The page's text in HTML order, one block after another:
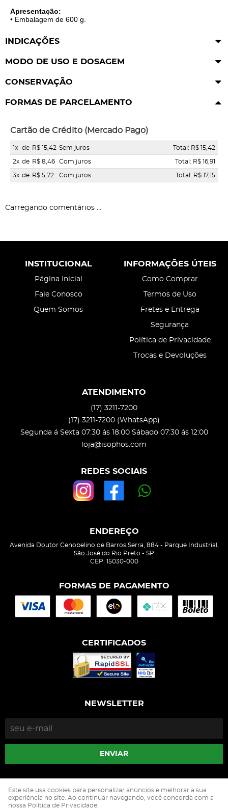
Apresentação:
• Embalagem de 600 g.
INDICAÇÕES
MODO DE USO E DOSAGEM
CONSERVAÇÃO
FORMAS DE PARCELAMENTO
Cartão de Crédito (Mercado Pago)
1x de R$ 15,42 Sem juros Total: R$ 15,42
2x de R$ 8,46 Com juros Total: R$ 16,91
3x de R$ 5,72 Com juros Total: R$ 17,15
Carregando comentários ...
INSTITUCIONAL
Página Inicial
Fale Conosco
Quem Somos
INFORMAÇÕES ÚTEIS
Como Comprar
Termos de Uso
Fretes e Entrega
Segurança
Política de Privacidade
Trocas e Devoluções
ATENDIMENTO
(17) 3211-7200
(17) 3211-7200 (WhatsApp)
Segunda á Sexta 07:30 ás 18:00 Sábado 07:30 ás 12:00
loja@isophos.com
REDES SOCIAIS
ENDEREÇO
Avenida Doutor Cenobelino de Barros Serra, 884- Parque Industrial,
São José do Rio Preto - SP
CEP: 15030-000
FORMAS DE PAGAMENTO
CERTIFICADOS
NEWSLETTER
ENVIAR
CNPJ: 05.500.229/0002-90
Este site usa cookies para personalizar anúncios e melhorar a sua
experiência no site. Ao continuar navegando, você concorda com a
nossa Política de Privacidade.